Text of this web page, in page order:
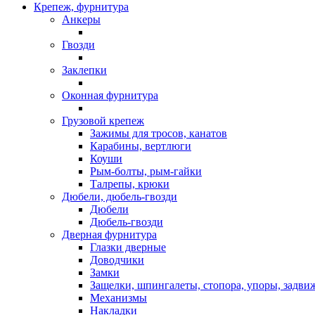
Крепеж, фурнитура
Анкеры
Гвозди
Заклепки
Оконная фурнитура
Грузовой крепеж
Зажимы для тросов, канатов
Карабины, вертлюги
Коуши
Рым-болты, рым-гайки
Талрепы, крюки
Дюбели, дюбель-гвозди
Дюбели
Дюбель-гвозди
Дверная фурнитура
Глазки дверные
Доводчики
Замки
Защелки, шпингалеты, стопора, упоры,
Механизмы
Накладки